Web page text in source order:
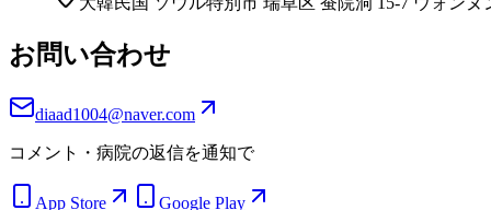
お問い合わせ
diaad1004@naver.com
コメント・病院の返信を通知で
App Store Google Play